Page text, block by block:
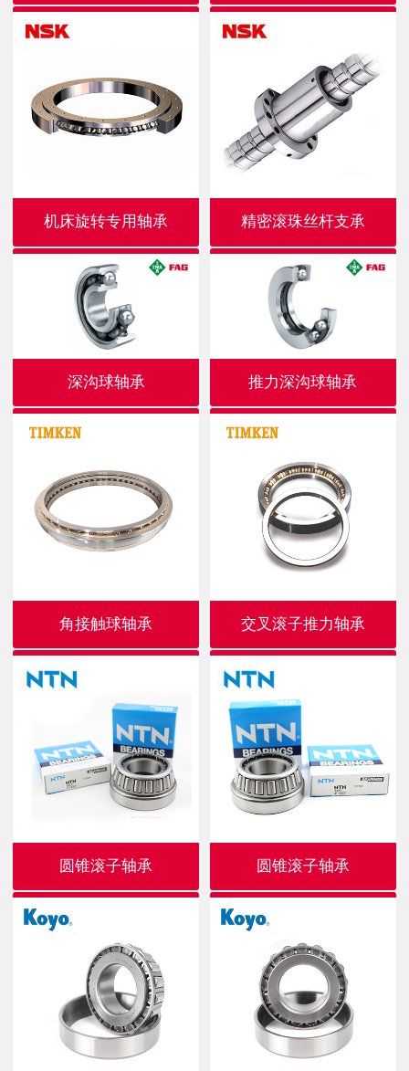
机床旋转专用轴承 精密滚珠丝杆支承
深沟球轴承 推力深沟球轴承
角接触球轴承 交叉滚子推力轴承
圆锥滚子轴承 圆锥滚子轴承